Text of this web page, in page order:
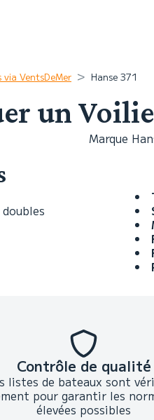
via VentsDeMer Hanse 371
un
Marque
Contrôle de qualité
listes de bateaux sont
pour garantir les
élevées possibles